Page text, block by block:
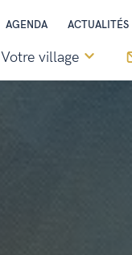
AGENDA ACTUALITÉS
Votre village